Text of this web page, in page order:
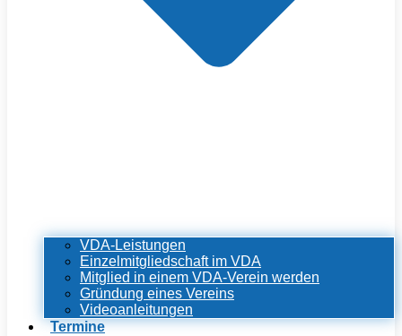
VDA-Leistungen
Einzelmitgliedschaft im VDA
Mitglied in einem VDA-Verein werden
Gründung eines Vereins
Videoanleitungen
Termine